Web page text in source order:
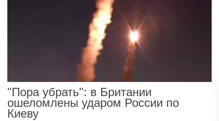
"Пора убрать": в Британии
ошеломлены ударом России по
Киеву